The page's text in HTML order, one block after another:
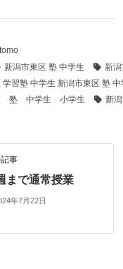
新潟市東区 塾 中学生
新
学習塾 中学生 新潟市東区 塾
塾 中学生 小学生
新
事
まで通常授業
年7月22日